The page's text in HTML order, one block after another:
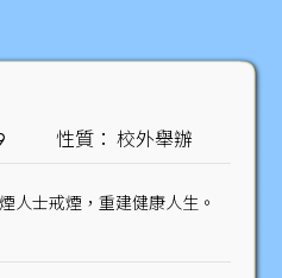
性質： 校外舉辦
人士戒煙，重建健康人生。